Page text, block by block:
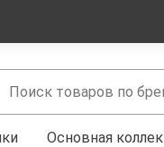
Основная